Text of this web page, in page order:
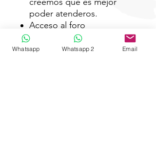
poder atenderos.
Acceso al foro
Precio: 24 euros.
Whatsapp Whatsapp 2 Email